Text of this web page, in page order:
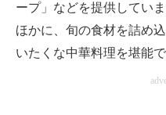
ープ」などを提供してい
ほかに、旬の食材を詰め
いたくな中華料理を堪能で